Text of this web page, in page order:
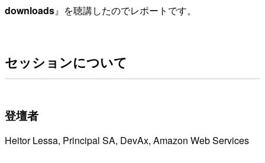
downloads』を聴講したのでレポートです。
セッションについて
登壇者
Heitor Lessa, Principal SA, DevAx, Amazon Web Services